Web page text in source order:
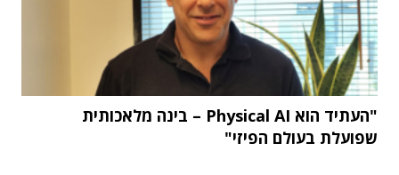
"העתיד הוא Physical AI – בינה מלאכותית
שפועלת בעולם הפיזי"